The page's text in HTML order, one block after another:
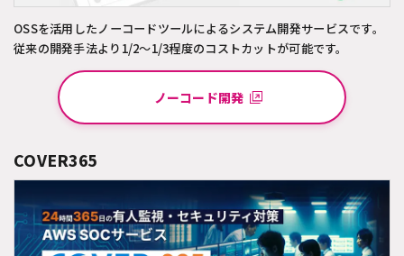
OSSを活用したノーコードツールによるシステム開発サービスです。
従来の開発手法より1/2～1/3程度のコストカットが可能です。
ノーコード開発
COVER365